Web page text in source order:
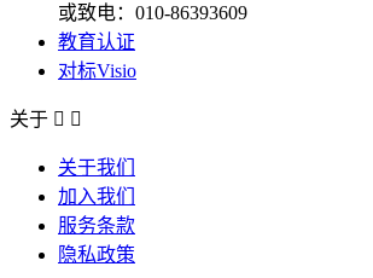
或致电：010-86393609
教育认证
对标Visio
关于  
关于我们
加入我们
服务条款
隐私政策